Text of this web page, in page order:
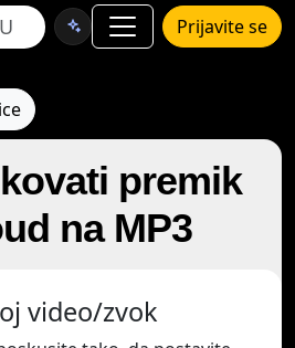
Prijavite se
premik
na MP3
video/zvok